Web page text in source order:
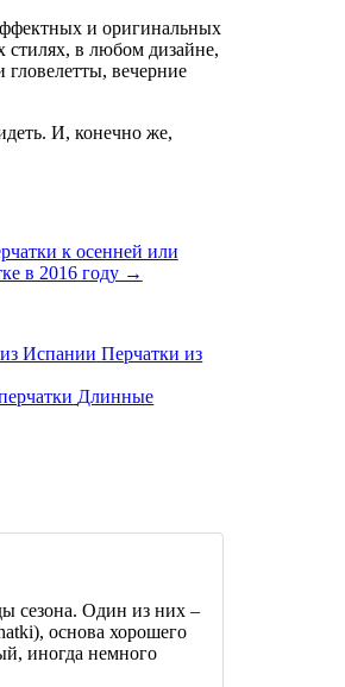
и оригинальных
стилях, в любом дизайне,
вечерние
И, конечно же,
к осенней или
в 2016 году →
Перчатки из
Длинные
сезона. Один из них –
основа хорошего
иногда немного